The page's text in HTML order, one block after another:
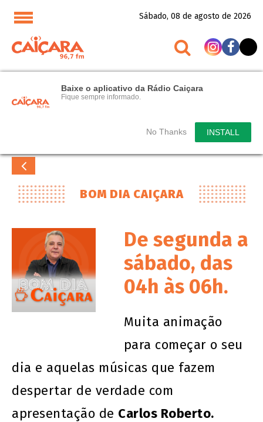
Baixe o aplicativo da Rádio Caiçara
Fique sempre informado.
No Thanks INSTALL
Sábado, 08 de agosto de 2026
BOM DIA CAIÇARA
De segunda a
sábado, das
04h às 06h.
Muita animação
para começar o seu
dia e aquelas músicas que fazem
despertar de verdade com
apresentação de Carlos Roberto.